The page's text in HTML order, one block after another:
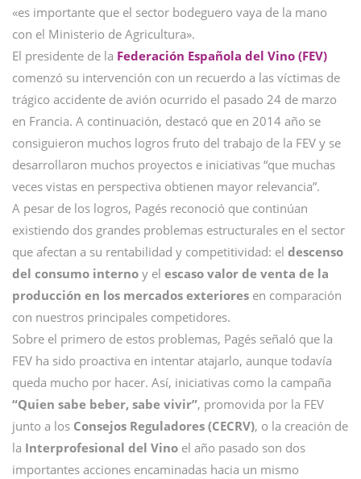
«es importante que el sector bodeguero vaya de la mano
con el Ministerio de Agricultura».
El presidente de la Federación Española del Vino (FEV)
comenzó su intervención con un recuerdo a las víctimas de
trágico accidente de avión ocurrido el pasado 24 de marzo
en Francia. A continuación, destacó que en 2014 año se
consiguieron muchos logros fruto del trabajo de la FEV y se
desarrollaron muchos proyectos e iniciativas “que muchas
veces vistas en perspectiva obtienen mayor relevancia”.
A pesar de los logros, Pagés reconoció que continúan
existiendo dos grandes problemas estructurales en el sector
que afectan a su rentabilidad y competitividad: el descenso
del consumo interno y el escaso valor de venta de la
producción en los mercados exteriores en comparación
con nuestros principales competidores.
Sobre el primero de estos problemas, Pagés señaló que la
FEV ha sido proactiva en intentar atajarlo, aunque todavía
queda mucho por hacer. Así, iniciativas como la campaña
“Quien sabe beber, sabe vivir”, promovida por la FEV
junto a los Consejos Reguladores (CECRV), o la creación de
la Interprofesional del Vino el año pasado son dos
importantes acciones encaminadas hacia un mismo